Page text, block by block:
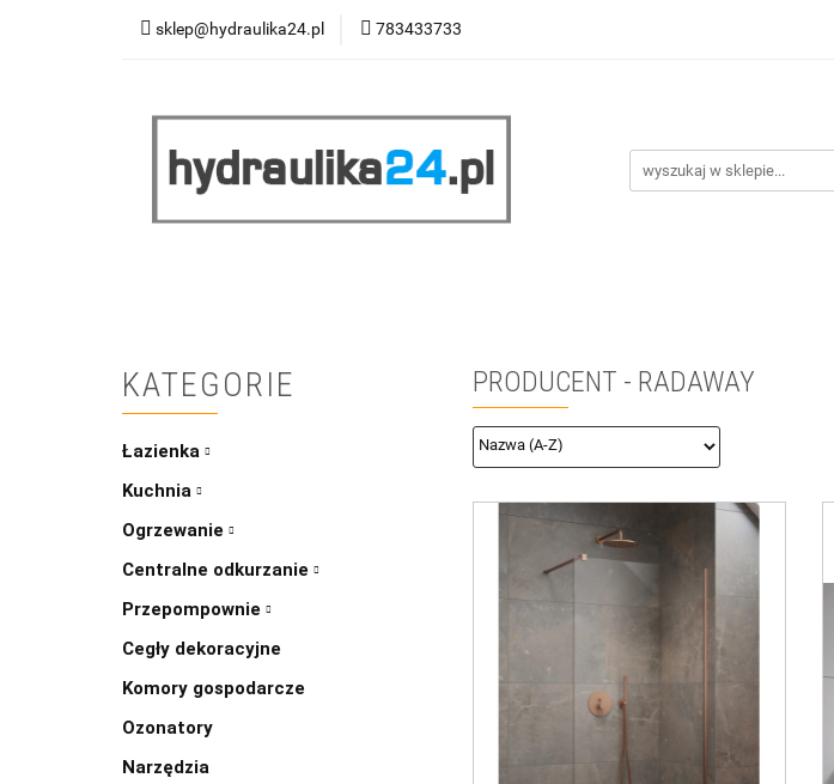
sklep@hydraulika24.pl 783433733
Łazienka
Wyprzedaż WYCENA ZESTAWÓW
KATEGORIE
Łazienka
Kuchnia
Ogrzewanie
Centralne odkurzanie
Przepompownie
Cegły dekoracyjne
Komory gospodarcze
Ozonatory
Narzędzia
PRODUCENT - RADAWAY